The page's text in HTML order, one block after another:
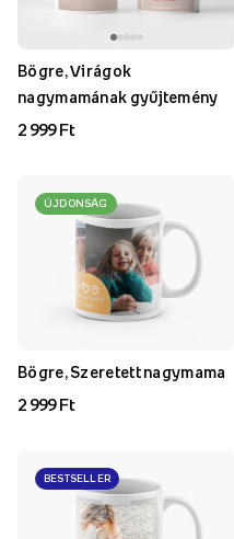
Bögre, Virágok
nagymamának gyűjtemény
2 999 Ft
ÚJDONSÁG
Bögre, Szeretett nagymama
2 999 Ft
BESTSELLER